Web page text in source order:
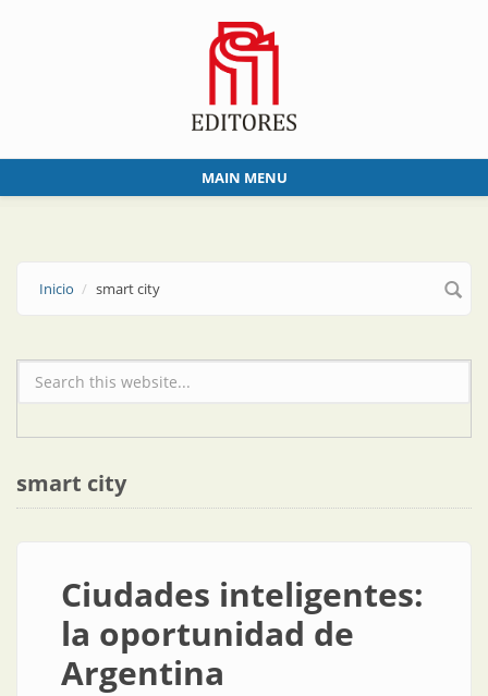
MAIN MENU
Inicio smart city
Formulario de búsqueda
smart city
Ciudades inteligentes:
la oportunidad de
Argentina